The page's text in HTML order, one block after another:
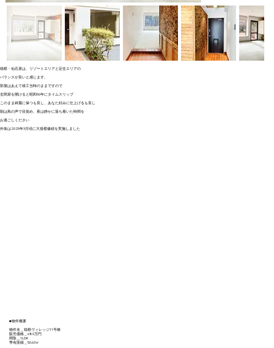
箱根・仙石原は、リゾートエリアと定住エリアの
バランスが良いと感じます。
部屋はあえて竣工当時のままですので
玄関扉を開けると昭和56年にタイムスリップ
このまま綺麗に保つも良し、あなた好みに仕上げるも良し
朝は鳥の声で目覚め、夜は静かに落ち着いた時間を
お過ごしください
外装は2025年3月頃に大規模修繕を実施しました
■物件概要
物件名＿箱根ヴィレッジ11号棟
販売価格＿680万円
間取＿1LDK
専有面積＿50.63㎡